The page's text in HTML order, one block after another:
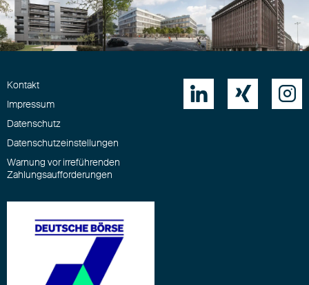
Kontakt
Impressum
Datenschutz
Datenschutzeinstellungen
Warnung vor irreführenden
Zahlungsaufforderungen
  